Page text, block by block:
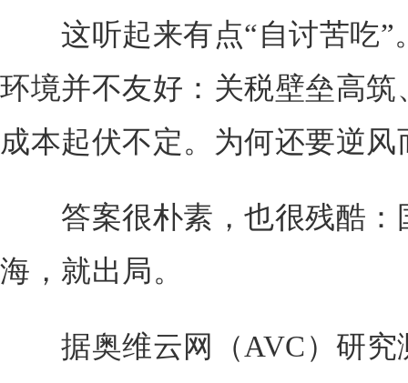
这听起来有点“自讨苦吃”
环境并不友好：关税壁垒高
成本起伏不定。为何还要逆风
答案很朴素，也很残酷：
海，就出局。
据奥维云网（AVC）研究